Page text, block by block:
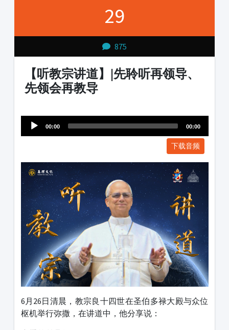
29
875
【听教宗讲道】|先聆听再领导、
先领会再教导
Player
00:00 00:00
下载音频
6月26日清晨，教宗良十四世在圣伯多禄大殿与众位
枢机举行弥撒，在讲道中，他分享说：